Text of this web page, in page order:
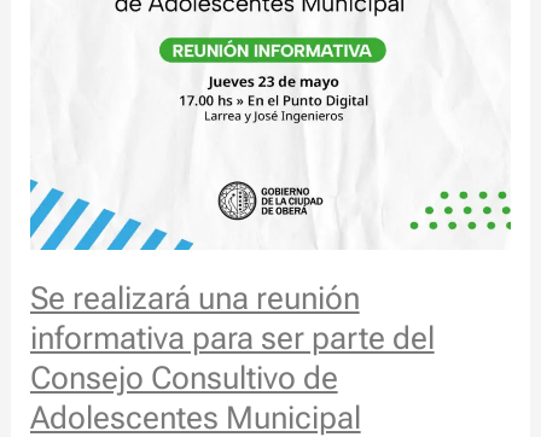
Se realizará una reunión
informativa para ser parte del
Consejo Consultivo de
Adolescentes Municipal
Municipal